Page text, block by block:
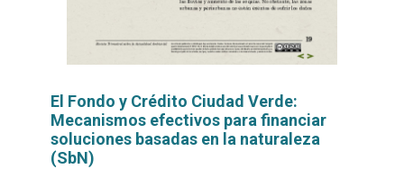
El Fondo y Crédito Ciudad Verde:
Mecanismos efectivos para financiar
soluciones basadas en la naturaleza
(SbN)